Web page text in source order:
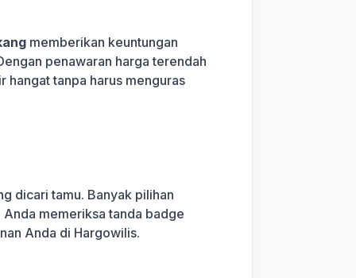
memberikan keuntungan
penawaran harga terendah
hangat tanpa harus menguras
dicari tamu. Banyak pilihan
memeriksa tanda badge
Anda di Hargowilis.